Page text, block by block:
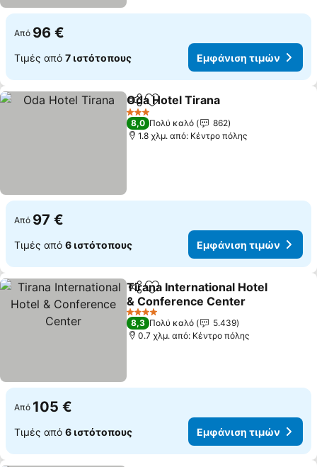
Από 96 €
Τιμές από 7 ιστότοπους Εμφάνιση τιμών
Κοινοποίηση
Προσθήκη στα αγαπημένα
Oda Hotel Tirana
3 Αστέρια
8,0 Πολύ καλό
862
1.8 χλμ. από: Κέντρο πόλης
Από 97 €
Τιμές από 6 ιστότοπους Εμφάνιση τιμών
Κοινοποίηση
Προσθήκη στα αγαπημένα
Tirana International Hotel
& Conference Center
4 Αστέρια
8,3 Πολύ καλό
5.439
0.7 χλμ. από: Κέντρο πόλης
Από 105 €
Τιμές από 6 ιστότοπους Εμφάνιση τιμών